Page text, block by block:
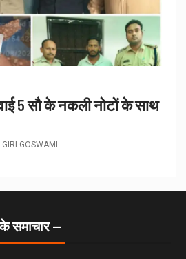
5 सौ के नकली नोटों के साथ
GOSWAMI
समाचार —